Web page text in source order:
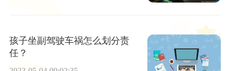
孩子坐副驾驶车祸怎么划分责
任？